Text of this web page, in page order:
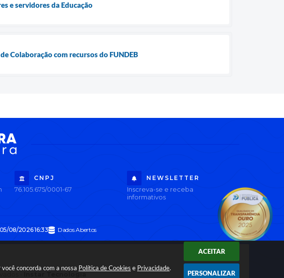
concorda com a nossa Política de Cookies e Privacidade.
ACEITAR
PERSONALIZAR
e servidores da Educação
Colaboração com recursos do FUNDEB
CNPJ
76.105.675/0001-67
NEWSLETTER
Inscreva-se e receba
informativos
05/08/2026 16:33 Dados Abertos